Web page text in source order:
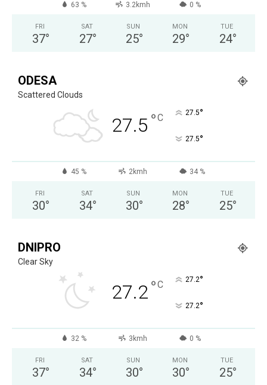
63 % 3.2kmh 0 %
FRI
37°
SAT
27°
SUN
25°
MON
29°
TUE
24°
ODESA
Scattered Clouds
27.5 °C 27.5°
27.5°
45 % 2kmh 34 %
FRI
30°
SAT
34°
SUN
30°
MON
28°
TUE
25°
DNIPRO
Clear Sky
27.2°C 27.2°
27.2°
32 % 3kmh 0 %
FRI
37°
SAT
34°
SUN
30°
MON
30°
TUE
25°